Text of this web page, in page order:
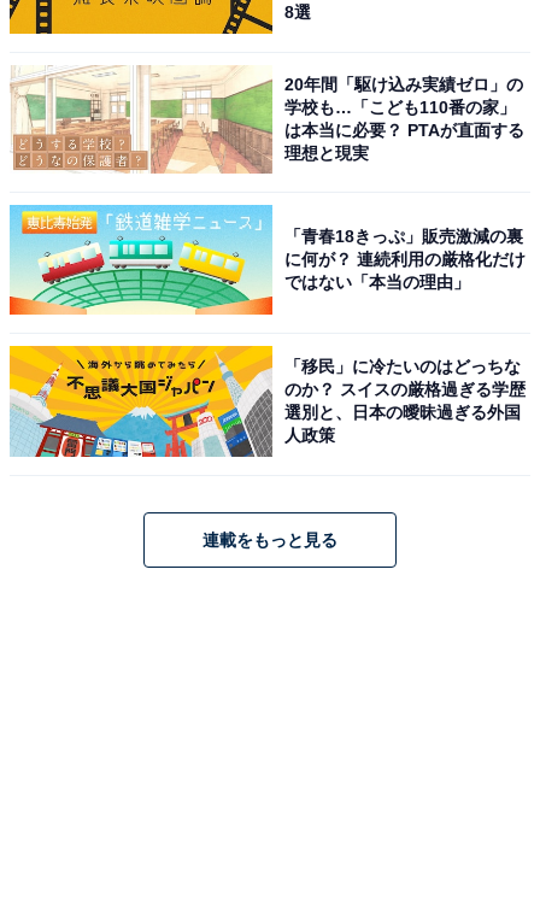
麦わら帽子のハローキティ キャンバス風ランチトート（画像出典：
8選
20年間「駆け込み実績ゼロ」の
学校も…「こども110番の家」
は本当に必要？ PTAが直面する
理想と現実
「青春18きっぷ」販売激減の裏
に何が？ 連続利用の厳格化だけ
ではない「本当の理由」
「移民」に冷たいのはどっちな
のか？ スイスの厳格過ぎる学歴
選別と、日本の曖昧過ぎる外国
人政策
連載をもっと見る